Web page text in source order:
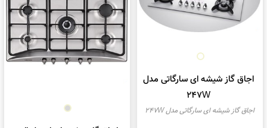
اجاق گاز شیشه ای سارگاتی مدل
247W
اجاق گاز شیشه ای سارگاتی مدل 247W